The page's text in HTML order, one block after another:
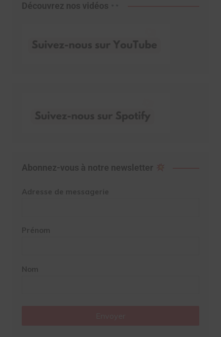
Découvrez nos vidéos
Abonnez-vous à notre newsletter
Adresse de messagerie
Prénom
Nom